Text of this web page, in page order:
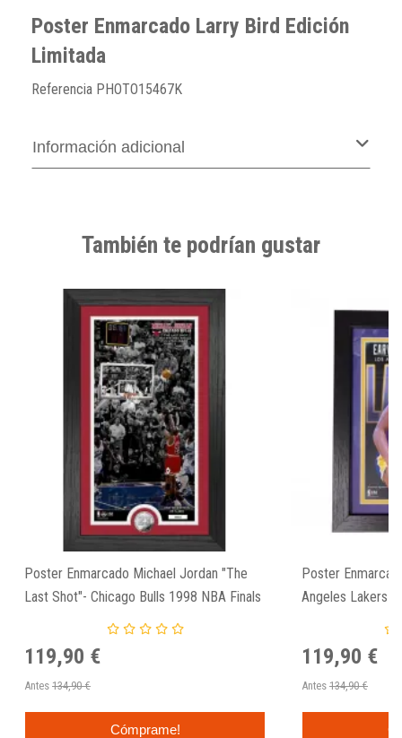
Poster Enmarcado Larry Bird Edición
Limitada
Referencia PHOTO15467K
Información adicional
También te podrían gustar
Poster Enmarcado Michael Jordan "The
Last Shot"- Chicago Bulls 1998 NBA Finals
119,90 €
Antes 134,90 €
Cómprame!
Poster
Angeles Lakers
119,90 €
Antes 134,90 €